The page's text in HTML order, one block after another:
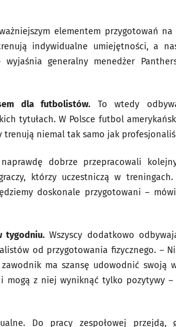
elementem przygotowań na
indywidualne umiejętności, a
generalny menedżer
dla futbolistów. To wtedy
tytułach. W Polsce futbol
niemal tak samo jak
dobrze przepracowali
którzy uczestniczą w treningach.
doskonale przygotowani –
tygodniu. Wszyscy dodatkowo
od przygotowania fizycznego. –
ma szansę udowodnić swoją
mogą z niej wyniknąć tylko pozytywy
Do pracy zespołowej przejdą,